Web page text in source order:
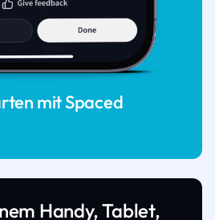
mit Spaced
Handy, Tablet,